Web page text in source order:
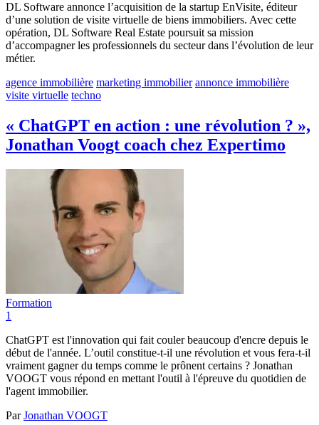
DL Software annonce l’acquisition de la startup EnVisite, éditeur
d’une solution de visite virtuelle de biens immobiliers. Avec cette
opération, DL Software Real Estate poursuit sa mission
d’accompagner les professionnels du secteur dans l’évolution de leur
métier.
agence immobilière marketing immobilier annonce immobilière
visite virtuelle techno
« ChatGPT en action : une révolution ? »,
Jonathan Voogt coach chez Expertimo
Formation
1
ChatGPT est l'innovation qui fait couler beaucoup d'encre depuis le
début de l'année. L’outil constitue-t-il une révolution et vous fera-t-il
vraiment gagner du temps comme le prônent certains ? Jonathan
VOOGT vous répond en mettant l'outil à l'épreuve du quotidien de
l'agent immobilier.
ParJonathan VOOGT